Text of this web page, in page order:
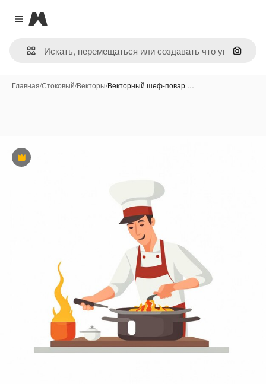
Close menu
Magnific
Поиск
Главная/Стоковый/Векторы/Векторный шеф-повар …
Премиум